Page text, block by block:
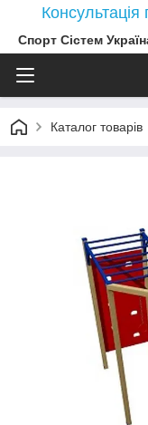
Спорт Сістем
Каталог товарів